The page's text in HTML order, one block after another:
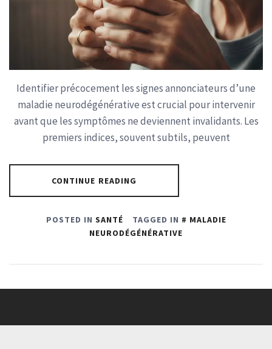
Identifier précocement les signes annonciateurs d’une
maladie neurodégénérative est crucial pour intervenir
avant que les symptômes ne deviennent invalidants. Les
premiers indices, souvent subtils, peuvent
CONTINUE READING
POSTED IN SANTÉ TAGGED IN
MALADIE
NEURODÉGÉNÉRATIVE